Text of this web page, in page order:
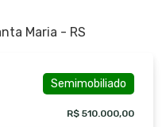
Maria - RS
Semimobiliado
R$ 510.000,00